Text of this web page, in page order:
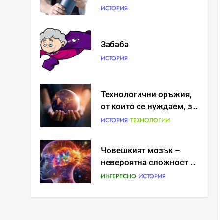
ИСТОРИЯ
Забаба
ИСТОРИЯ
Технологични оръжия,
от които се нуждаем, за
да се борим с
ИСТОРИЯ ТЕХНОЛОГИИ
Човешкият мозък –
невероятна сложност и
възможност
ИНТЕРЕСНО ИСТОРИЯ